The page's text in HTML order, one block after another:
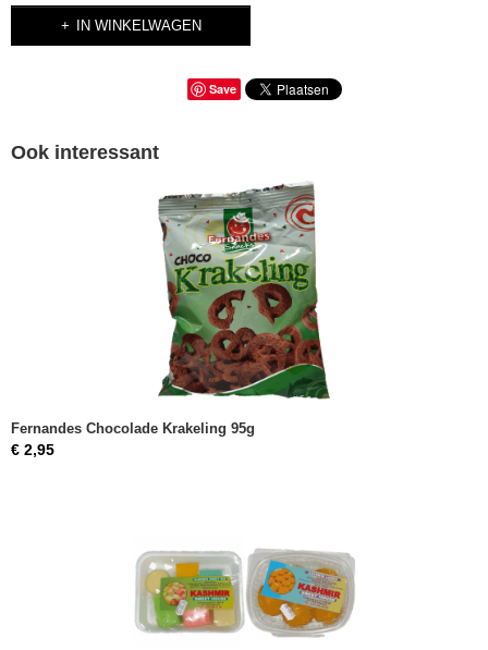
IN WINKELWAGEN
Save
Ook interessant
Fernandes Chocolade Krakeling 95g
€ 2,95